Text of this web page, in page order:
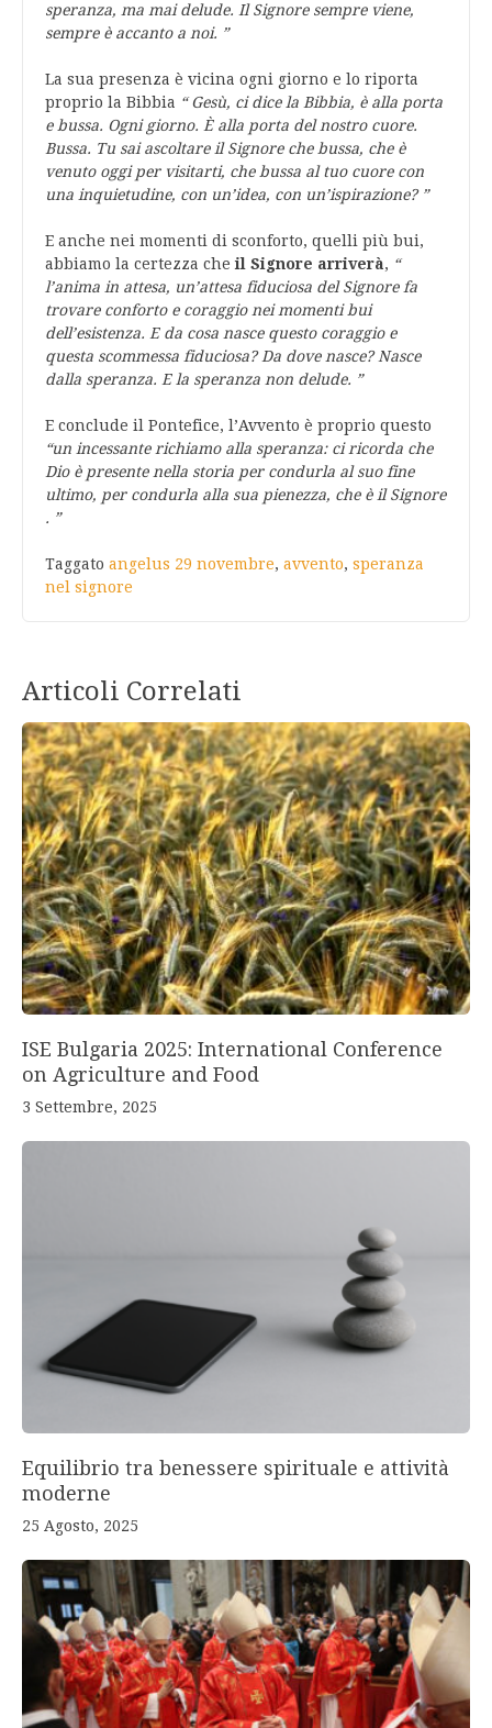
speranza, ma mai delude. Il Signore sempre viene,
sempre è accanto a noi. ”
La sua presenza è vicina ogni giorno e lo riporta
proprio la Bibbia “ Gesù, ci dice la Bibbia, è alla porta
e bussa. Ogni giorno. È alla porta del nostro cuore.
Bussa. Tu sai ascoltare il Signore che bussa, che è
venuto oggi per visitarti, che bussa al tuo cuore con
una inquietudine, con un’idea, con un’ispirazione? ”
E anche nei momenti di sconforto, quelli più bui,
abbiamo la certezza cheil Signore arriverà, “
l’anima in attesa, un’attesa fiduciosa del Signore fa
trovare conforto e coraggio nei momenti bui
dell’esistenza. E da cosa nasce questo coraggio e
questa scommessa fiduciosa? Da dove nasce? Nasce
dalla speranza. E la speranza non delude. ”
E conclude il Pontefice, l’Avvento è proprio questo
“un incessante richiamo alla speranza: ci ricorda che
Dio è presente nella storia per condurla al suo fine
ultimo, per condurla alla sua pienezza, che è il Signore
. ”
Taggato angelus 29 novembre, avvento, speranza
nel signore
Articoli Correlati
ISE Bulgaria 2025: International Conference
on Agriculture and Food
3 Settembre, 2025
Equilibrio tra benessere spirituale e attività
moderne
25 Agosto, 2025